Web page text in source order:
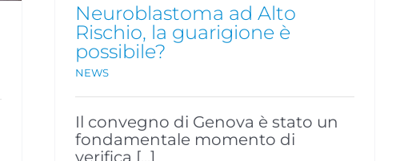
Neuroblastoma ad Alto
Rischio, la guarigione è
possibile?
NEWS
Il convegno di Genova è stato un
fondamentale momento di
verifica [...]